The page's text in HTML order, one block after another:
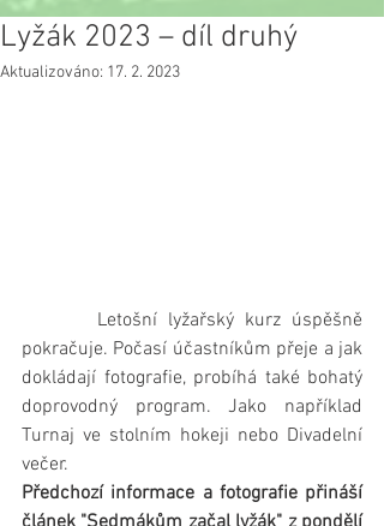
Lyžák 2023 – díl druhý
Aktualizováno: 17. 2. 2023
pokračuje. Počasí účastníkům přeje a jak
dokládají fotografie, probíhá také bohatý
doprovodný program. Jako například
Turnaj ve stolním hokeji nebo Divadelní
večer.
Předchozí informace a fotografie přináší